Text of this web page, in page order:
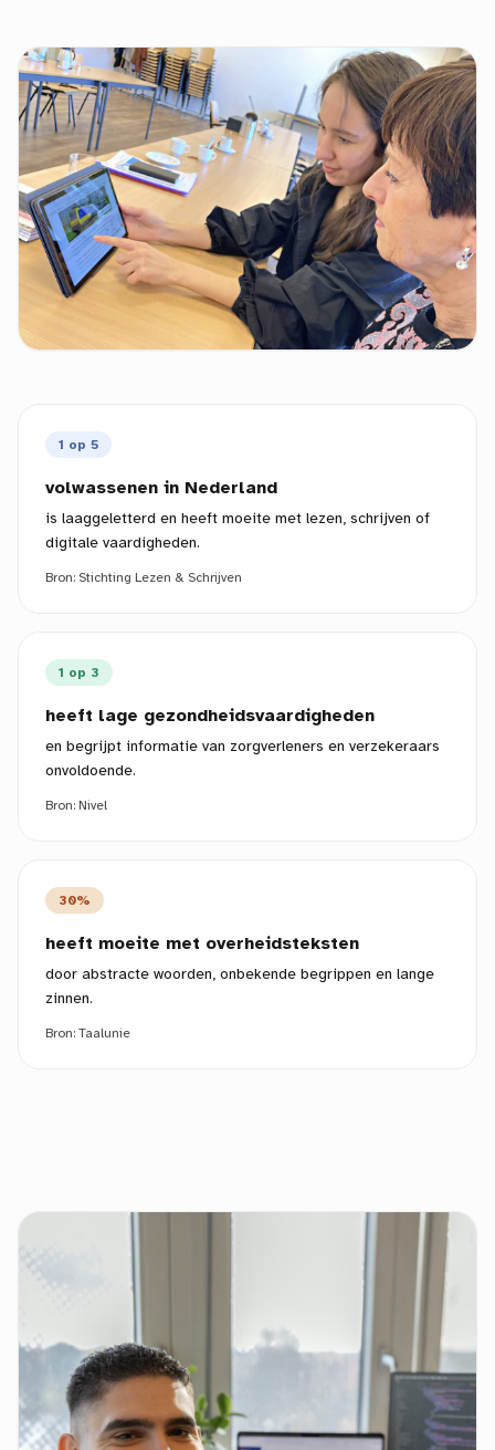
1 op 5
volwassenen in Nederland
is laaggeletterd en heeft moeite met lezen, schrijven of
digitale vaardigheden.
Bron: Stichting Lezen & Schrijven
1 op 3
heeft lage gezondheidsvaardigheden
en begrijpt informatie van zorgverleners en verzekeraars
onvoldoende.
Bron: Nivel
30%
heeft moeite met overheidsteksten
door abstracte woorden, onbekende begrippen en lange
zinnen.
Bron: Taalunie